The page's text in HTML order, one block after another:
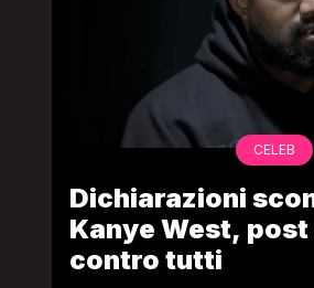
CELEB
Dichiarazioni
Kanye West,
contro tutti